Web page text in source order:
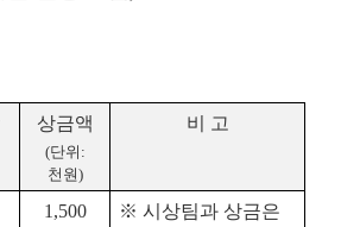
상금액
(단위 :
천원)
비 고
1,500 ※ 시상팀과 상금은